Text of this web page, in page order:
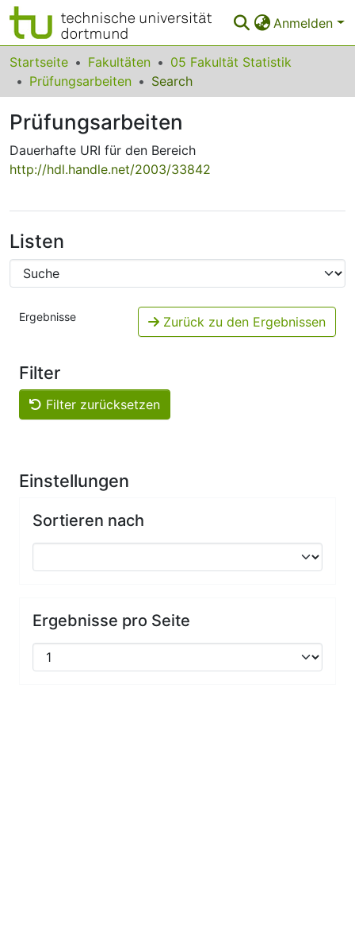
Anmelden
Bereiche & Sammlungen
Das gesamte Repositorium
Statistiken
FAQ
Startseite Fakultäten
05 Fakultät Statistik
Prüfungsarbeiten
Search
Prüfungsarbeiten
Dauerhafte URI für den Bereich
http://hdl.handle.net/2003/33842
Listen
Ergebnisse Zurück zu den Ergebnissen
Filter
Filter zurücksetzen
Einstellungen
Sortieren nach
Ergebnisse pro Seite